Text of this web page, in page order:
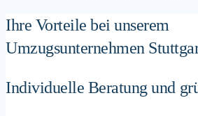
Ihre Vorteile bei unserem
Umzugsunternehmen
Individuelle Beratung und